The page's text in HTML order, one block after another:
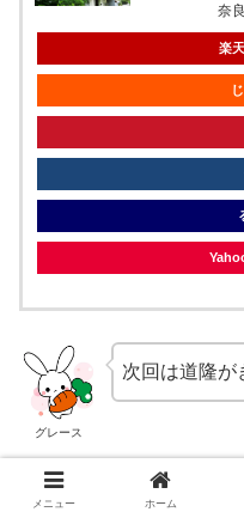
奈
楽
グレース
次回は道隆が
光る君へ～第15回～おご
メニュー ホーム